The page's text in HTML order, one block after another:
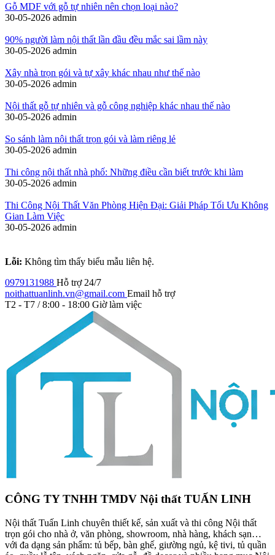
Gỗ MDF với gỗ tự nhiên nên chọn loại nào?
30-05-2026 admin
90% người làm nội thất lần đầu đều mắc sai lầm này
30-05-2026 admin
Xây nhà trọn gói và tự xây khác nhau như thế nào
30-05-2026 admin
Nội thất gỗ tự nhiên và gỗ công nghiệp khác nhau thế nào
30-05-2026 admin
So sánh làm nội thất trọn gói và làm riêng lẻ
30-05-2026 admin
Thi công nội thất nhà phố: Những điều cần biết trước khi làm
30-05-2026 admin
Thi Công Nội Thất Văn Phòng Hiện Đại: Giải Pháp Tối Ưu Không
Gian Làm Việc
30-05-2026 admin
Lỗi: Không tìm thấy biểu mẫu liên hệ.
0979131988 Hỗ trợ 24/7
noithattuanlinh.vn@gmail.com Email hỗ trợ
T2 - T7 / 8:00 - 18:00 Giờ làm việc
CÔNG TY TNHH TMDV Nội thất TUẤN LINH
Nội thất Tuấn Linh chuyên thiết kế, sản xuất và thi công Nội thất
trọn gói cho nhà ở, văn phòng, showroom, nhà hàng, khách sạn…
với đa dạng sản phẩm: tủ bếp, bàn ghế, giường ngủ, kệ tivi, tủ quần